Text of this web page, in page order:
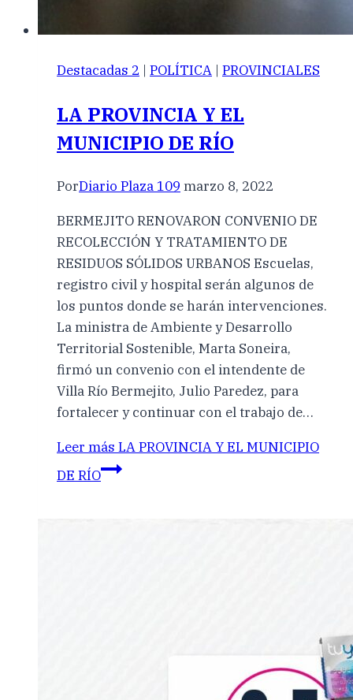
Destacadas 2 | POLÍTICA | PROVINCIALES
LA PROVINCIA Y EL
MUNICIPIO DE RÍO
PorDiario Plaza 109 marzo 8, 2022
BERMEJITO RENOVARON CONVENIO DE
RECOLECCIÓN Y TRATAMIENTO DE
RESIDUOS SÓLIDOS URBANOS Escuelas,
registro civil y hospital serán algunos de
los puntos donde se harán intervenciones.
La ministra de Ambiente y Desarrollo
Territorial Sostenible, Marta Soneira,
firmó un convenio con el intendente de
Villa Río Bermejito, Julio Paredez, para
fortalecer y continuar con el trabajo de…
Leer más LA PROVINCIA Y EL MUNICIPIO
DE RÍO